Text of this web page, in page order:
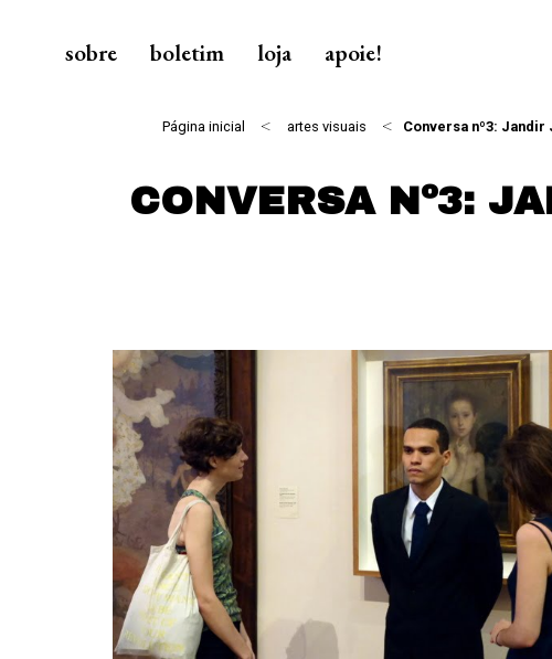
sobre boletim loja apoie!
Página inicial < artes visuais < Conversa nº3: Jandir
CONVERSA Nº3: